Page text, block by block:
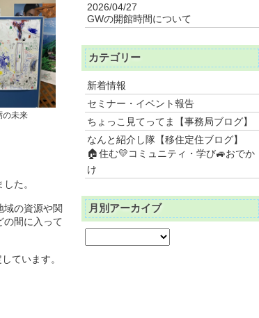
の未来
た。
域の資源や関
の間に入って
ています。
2026/04/27
GWの開館時間について
カテゴリー
新着情報
セミナー・イベント報告
ちょっこ見てってま【事務局ブログ】
なんと紹介し隊【移住定住ブログ】
🏠住む💛コミュニティ・学び🚙おでか
け
月別アーカイブ